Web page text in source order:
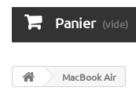
Panier (vide)
MacBook Air